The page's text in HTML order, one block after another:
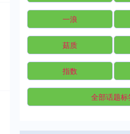
一浪
菇质
指数
全部话题标